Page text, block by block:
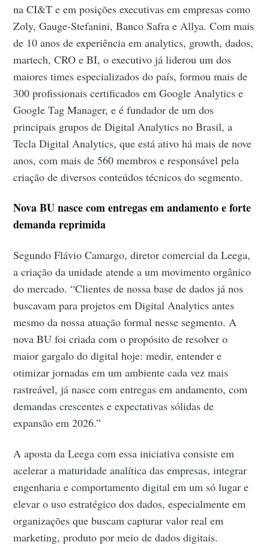
na CI&T e em posições executivas em empresas como
Zoly, Gauge-Stefanini, Banco Safra e Allya. Com mais
de 10 anos de experiência em analytics, growth, dados,
martech, CRO e BI, o executivo já liderou um dos
maiores times especializados do país, formou mais de
300 profissionais certificados em Google Analytics e
Google Tag Manager, e é fundador de um dos
principais grupos de Digital Analytics no Brasil, a
Tecla Digital Analytics, que está ativo há mais de nove
anos, com mais de 560 membros e responsável pela
criação de diversos conteúdos técnicos do segmento.
Nova BU nasce com entregas em andamento e forte
demanda reprimida
Segundo Flávio Camargo, diretor comercial da Leega,
a criação da unidade atende a um movimento orgânico
do mercado. “Clientes de nossa base de dados já nos
buscavam para projetos em Digital Analytics antes
mesmo da nossa atuação formal nesse segmento. A
nova BU foi criada com o propósito de resolver o
maior gargalo do digital hoje: medir, entender e
otimizar jornadas em um ambiente cada vez mais
rastreável, já nasce com entregas em andamento, com
demandas crescentes e expectativas sólidas de
expansão em 2026.”
A aposta da Leega com essa iniciativa consiste em
acelerar a maturidade analítica das empresas, integrar
engenharia e comportamento digital em um só lugar e
elevar o uso estratégico dos dados, especialmente em
organizações que buscam capturar valor real em
marketing, produto por meio de dados digitais.